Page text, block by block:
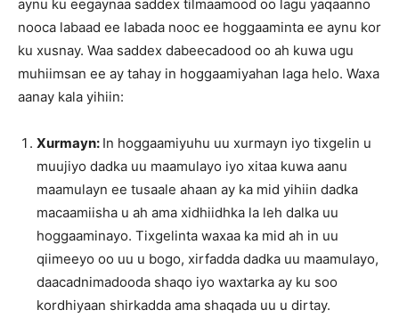
aynu ku eegaynaa saddex tilmaamood oo lagu yaqaanno
nooca labaad ee labada nooc ee hoggaaminta ee aynu kor
ku xusnay. Waa saddex dabeecadood oo ah kuwa ugu
muhiimsan ee ay tahay in hoggaamiyahan laga helo. Waxa
aanay kala yihiin:
Xurmayn: In hoggaamiyuhu uu xurmayn iyo tixgelin u
muujiyo dadka uu maamulayo iyo xitaa kuwa aanu
maamulayn ee tusaale ahaan ay ka mid yihiin dadka
macaamiisha u ah ama xidhiidhka la leh dalka uu
hoggaaminayo. Tixgelinta waxaa ka mid ah in uu
qiimeeyo oo uu u bogo, xirfadda dadka uu maamulayo,
daacadnimadooda shaqo iyo waxtarka ay ku soo
kordhiyaan shirkadda ama shaqada uu u dirtay.